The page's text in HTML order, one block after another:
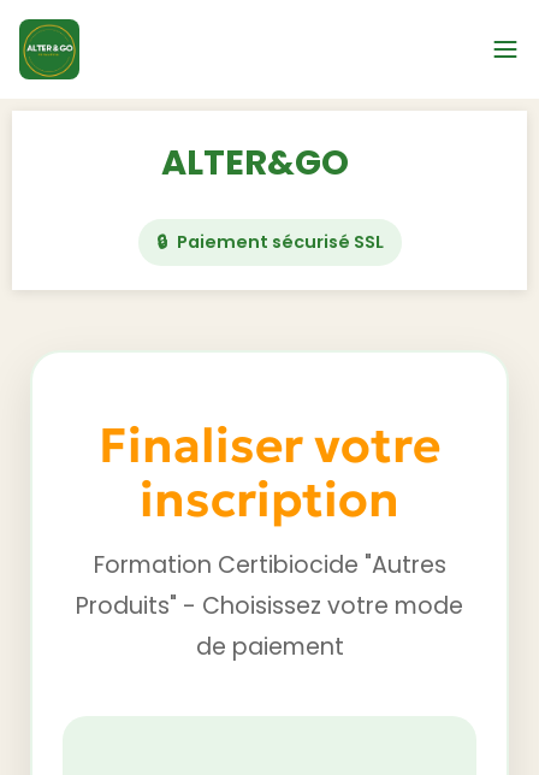
ALTER&GO
Paiement sécurisé SSL
Finaliser votre
inscription
Formation Certibiocide "Autres
Produits" - Choisissez votre mode
de paiement